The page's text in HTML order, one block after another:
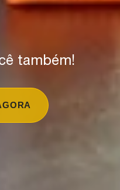
também!